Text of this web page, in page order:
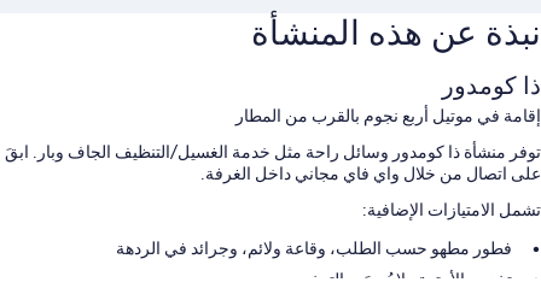
نبذة عن هذه المنشأة
ذا كومدور
إقامة في موتيل أربع نجوم بالقرب من المطار
توفر منشأة ذا كومدور وسائل راحة مثل خدمة الغسيل/التنظيف الجاف وبار. ابقَ
على اتصال من خلال واي فاي مجاني داخل الغرفة.
تشمل الامتيازات الإضافية:
فطور مطهو حسب الطلب، وقاعة ولائم، وجرائد في الردهة
تخزين الأمتعة ولا يُسمَح بالتدخين